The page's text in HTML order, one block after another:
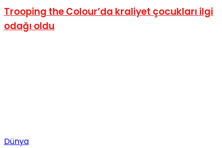
Trooping the Colour’da kraliyet çocukları ilgi
odağı oldu
Dünya